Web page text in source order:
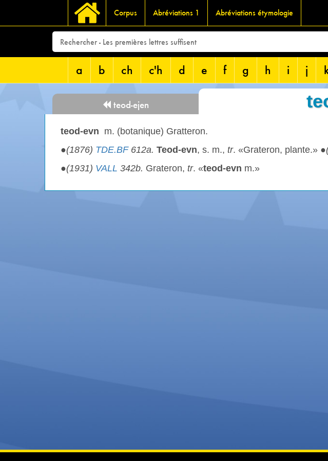
Corpus Abréviations 1 Abréviations étymologie
a b ch c'h d e f g h i j
teod-ejen
teod-evn m. (botanique) Gratteron.
●(1876) TDE.BF612a. Teod-evn, s. m., tr. «Grateron, plante.» ●
●(1931) VALL 342b. Grateron, tr. «teod-evn m.»